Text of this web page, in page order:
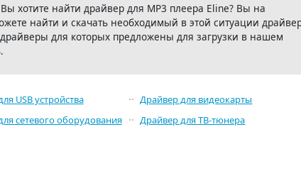
хотите найти драйвер для MP3 плеера Eline? Вы на
найти и скачать необходимый в этой ситуации
для которых предложены для загрузки в нашем
USB устройства
Драйвер для видеокарты
сетевого оборудования Драйвер для ТВ-тюнера